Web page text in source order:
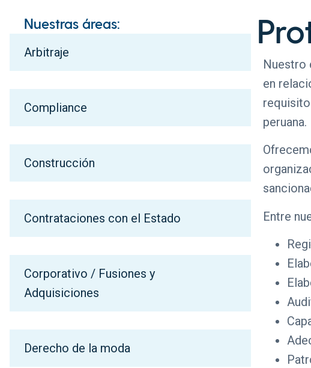
Nuestras áreas:
Arbitraje
Compliance
Construcción
Contrataciones con el Estado
Corporativo / Fusiones y
Adquisiciones
Derecho de la moda
Nuestro
en
peruana.
Entre